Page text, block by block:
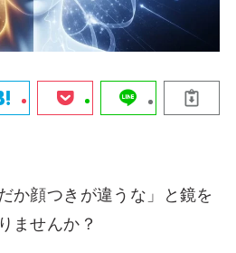
か顔つきが違うな」と鏡を
ませんか？